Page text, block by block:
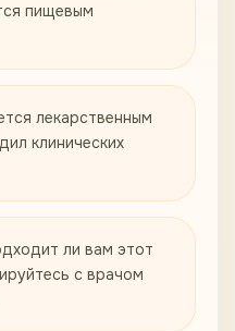
пищевым
лекарственным
клинических
ли вам этот
с врачом